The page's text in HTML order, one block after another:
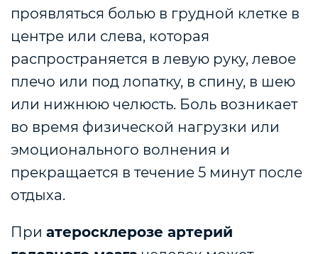
проявляться болью в грудной клетке в
центре или слева, которая
распространяется в левую руку, левое
плечо или под лопатку, в спину, в шею
или нижнюю челюсть. Боль возникает
во время физической нагрузки или
эмоционального волнения и
прекращается в течение 5 минут после
отдыха.
При атеросклерозе артерий